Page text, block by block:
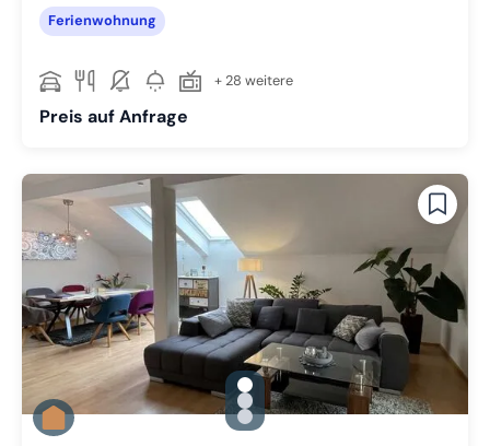
Ferienwohnung
+ 28 weitere
Preis auf Anfrage
gallery.slide_selector
Zu Slide 1 wechseln
Zu Slide 2 wechseln
Zu Slide 3 wechseln